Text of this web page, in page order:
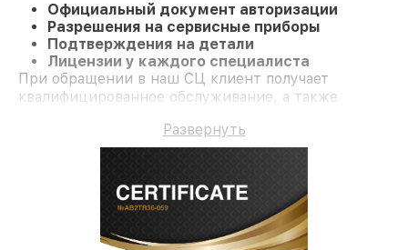
Официальный документ авторизации
Разрешения на сервисные приборы
Подтверждения на детали
Лицензии у каждого специалиста
При обращении в наш СЦ клиент получает
квалифицированное обслуживание, а также
Развернуть